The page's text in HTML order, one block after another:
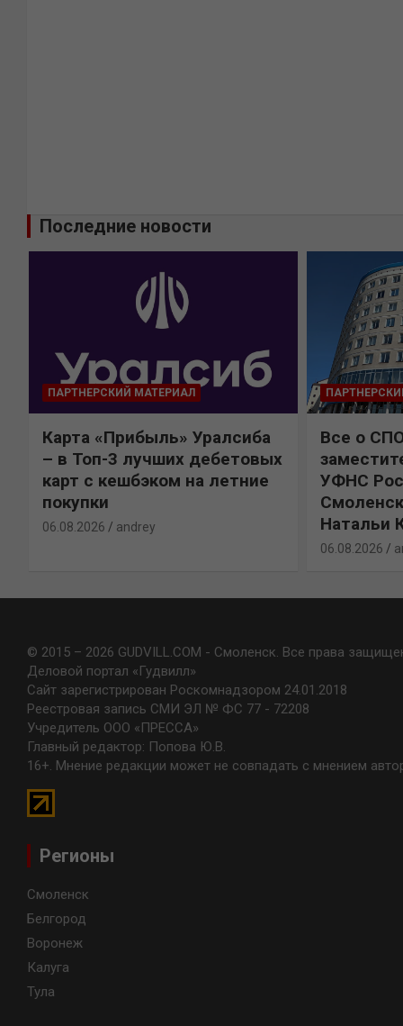
Последние новости
ПАРТНЕРСКИЙ МАТЕРИАЛ
Карта «Прибыль» Уралсиба
– в Топ-3 лучших дебетовых
карт с кешбэком на летние
покупки
06.08.2026 andrey
Все о
УФНС
Натальи
06.08.2026
© 2015 – 2026 GUDVILL.COM - Смоленск. Все права
Деловой портал «Гудвилл»
Сайт зарегистрирован Роскомнадзором 24.01.2018
Реестровая запись СМИ ЭЛ № ФС 77 - 72208
Учредитель ООО «ПРЕССА»
Главный редактор: Попова Ю.В.
16+. Мнение редакции может не совпадать с мнением
Регионы
Смоленск
Белгород
Воронеж
Калуга
Тула